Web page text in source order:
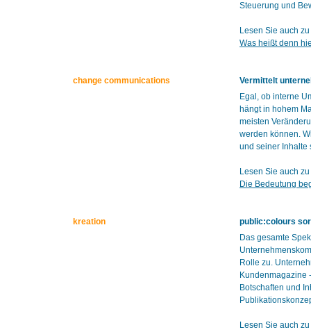
Steuerung und
Lesen Sie auch
Was heißt denn
change communications
Vermittelt
Egal, ob interne
hängt in hohem
meisten
werden können.
und seiner Inhalte
Lesen Sie auch
Die Bedeutung
kreation
public:colours
Das gesamte
Rolle zu.
Kundenmagazine
Botschaften und
Lesen Sie auch